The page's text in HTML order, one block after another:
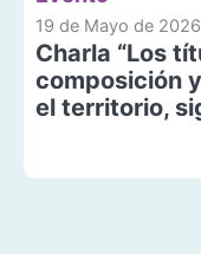
19 de Mayo de 2026
Charla “Los
composición
el territorio,